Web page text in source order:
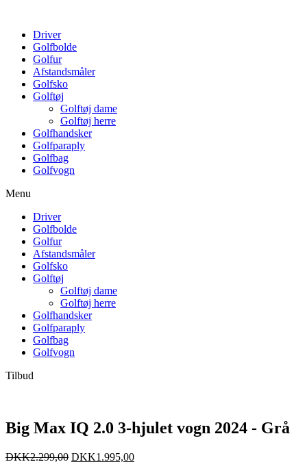
Driver
Golfbolde
Golfur
Afstandsmåler
Golfsko
Golftøj
Golftøj dame
Golftøj herre
Golfhandsker
Golfparaply
Golfbag
Golfvogn
Menu
Driver
Golfbolde
Golfur
Afstandsmåler
Golfsko
Golftøj
Golftøj dame
Golftøj herre
Golfhandsker
Golfparaply
Golfbag
Golfvogn
Tilbud
Big Max IQ 2.0 3-hjulet vogn 2024 - Grå
DKK2.299,00 DKK1.995,00